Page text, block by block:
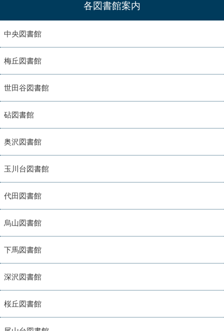
各図書館案内
中央図書館
梅丘図書館
世田谷図書館
砧図書館
奥沢図書館
玉川台図書館
代田図書館
烏山図書館
下馬図書館
深沢図書館
桜丘図書館